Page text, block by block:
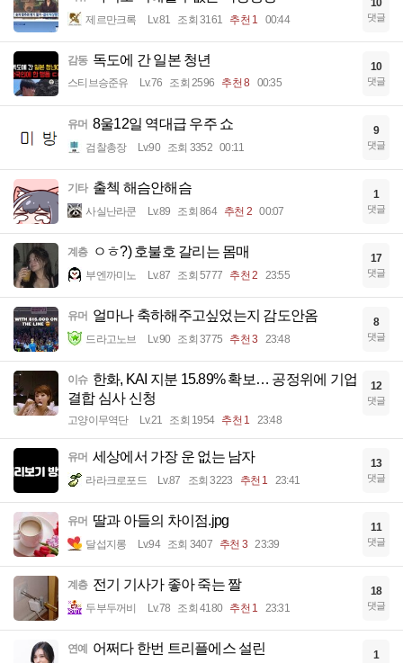
제르만크록 Lv.81 조회 3161 추천 1 00:44
10
댓글
감동 독도에 간 일본 청년
스티브승준유 Lv.76 조회 2596 추천 8 00:35
10
댓글
유머 8울12일 역대급 우주 쇼
검찰총장 Lv.90 조회 3352 00:11
9
댓글
기타 출첵 해슴안해슴
사실난라쿤 Lv.89 조회 864 추천 2 00:07
1
댓글
계층 ㅇㅎ?) 호불호 갈리는 몸매
부엔까미노 Lv.87 조회 5777 추천 2 23:55
17
댓글
유머 얼마나 축하해주고싶었는지 감도안옴
드라고노브 Lv.90 조회 3775 추천 3 23:48
8
댓글
이슈 한화, KAI 지분 15.89% 확보… 공정위에 기업
결합 심사 신청
고양이무역단 Lv.21 조회 1954 추천 1 23:48
12
댓글
유머 세상에서 가장 운 없는 남자
라라크로포드 Lv.87 조회 3223 추천 1 23:41
13
댓글
유머 딸과 아들의 차이점.jpg
달섭지롱 Lv.94 조회 3407 추천 3 23:39
11
댓글
계층 전기 기사가 좋아 죽는 짤
두부두꺼비 Lv.78 조회 4180 추천 1 23:31
18
댓글
연예 어쩌다 한번 트리플에스 설린 1